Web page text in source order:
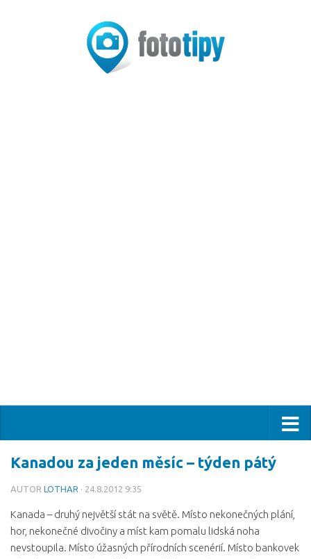
Kanadou za jeden měsíc – týden pátý
AUTOR LOTHAR · 24.8.2012 9:35
Kanada – druhý největší stát na světě. Místo nekonečných plání,
hor, nekonečné divočiny a míst kam pomalu lidská noha
nevstoupila. Místo úžasných přírodních scenérií. Místo bankovek